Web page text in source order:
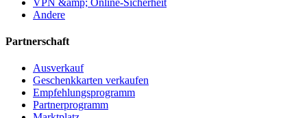
Andere
Partnerschaft
Ausverkauf
Geschenkkarten verkaufen
Empfehlungsprogramm
Partnerprogramm